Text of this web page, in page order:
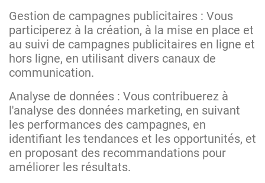
Gestion de campagnes publicitaires : Vous
participerez à la création, à la mise en place et
au suivi de campagnes publicitaires en ligne et
hors ligne, en utilisant divers canaux de
communication.
Analyse de données : Vous contribuerez à
l'analyse des données marketing, en suivant
les performances des campagnes, en
identifiant les tendances et les opportunités, et
en proposant des recommandations pour
améliorer les résultats.